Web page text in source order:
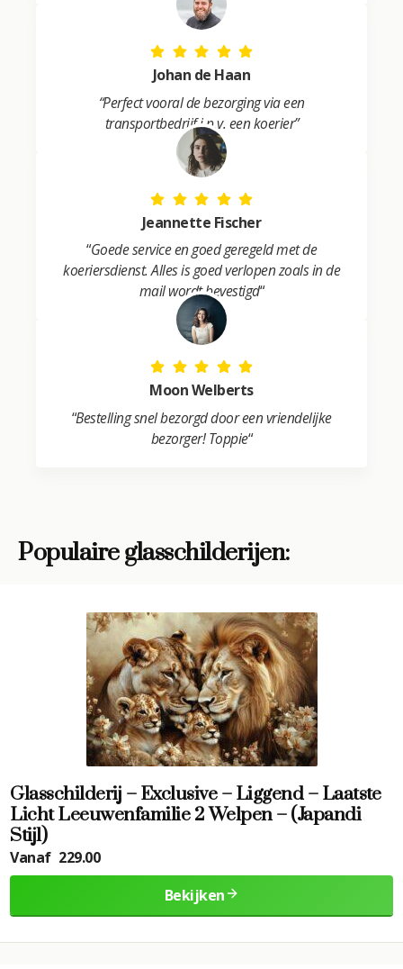
Johan de Haan
“Perfect vooral de bezorging via een
transportbedrijf i.p.v. een koerier”
Jeannette Fischer
“Goede service en goed geregeld met de
koeriersdienst. Alles is goed verlopen zoals in de
mail wordt bevestigd“
Moon Welberts
“Bestelling snel bezorgd door een vriendelijke
bezorger! Toppie“
Populaire glasschilderijen:
Glasschilderij – Exclusive – Liggend – Laatste
Licht Leeuwenfamilie 2 Welpen – (Japandi
Stijl)
Vanaf 229.00
Bekijken